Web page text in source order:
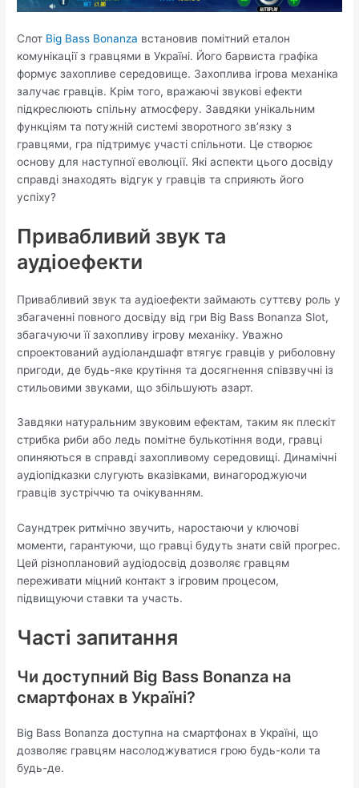
Слот Big Bass Bonanza встановив помітний еталон
комунікації з гравцями в Україні. Його барвиста графіка
формує захопливе середовище. Захоплива ігрова механіка
залучає гравців. Крім того, вражаючі звукові ефекти
підкреслюють спільну атмосферу. Завдяки унікальним
функціям та потужній системі зворотного зв’язку з
гравцями, гра підтримує участі спільноти. Це створює
основу для наступної еволюції. Які аспекти цього досвіду
справді знаходять відгук у гравців та сприяють його
успіху?
Привабливий звук та
аудіоефекти
Привабливий звук та аудіоефекти займають суттєву роль у
збагаченні повного досвіду від гри Big Bass Bonanza Slot,
збагачуючи її захопливу ігрову механіку. Уважно
спроектований аудіоландшафт втягує гравців у риболовну
пригоди, де будь-яке крутіння та досягнення співзвучні із
стильовими звуками, що збільшують азарт.
Завдяки натуральним звуковим ефектам, таким як плескіт
стрибка риби або ледь помітне булькотіння води, гравці
опиняються в справді захопливому середовищі. Динамічні
аудіопідказки слугують вказівками, винагороджуючи
гравців зустріччю та очікуванням.
Саундтрек ритмічно звучить, наростаючи у ключові
моменти, гарантуючи, що гравці будуть знати свій прогрес.
Цей різноплановий аудіодосвід дозволяє гравцям
переживати міцний контакт з ігровим процесом,
підвищуючи ставки та участь.
Часті запитання
Чи доступний Big Bass Bonanza на
смартфонах в Україні?
Big Bass Bonanza доступна на смартфонах в Україні, що
дозволяє гравцям насолоджуватися грою будь-коли та
будь-де.